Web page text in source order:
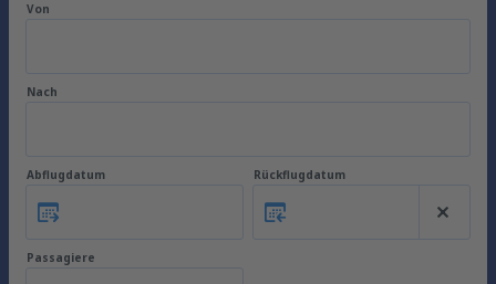
Von
Nach
Abflugdatum Rückflugdatum
Passagiere